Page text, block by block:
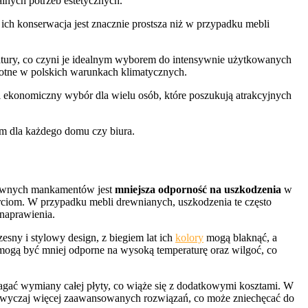
konserwacja jest znacznie prostsza niż w przypadku mebli
co czyni je idealnym wyborem do intensywnie użytkowanych
w polskich warunkach klimatycznych.
wybór dla wielu osób, które poszukują atrakcyjnych
dla każdego domu czy biura.
mankamentów jest mniejsza odporność na uszkodzenia w
W przypadku mebli drewnianych, uszkodzenia te często
i stylowy design, z biegiem lat ich kolory mogą blaknąć, a
być mniej odporne na wysoką temperaturę oraz wilgoć, co
wymiany całej płyty, co wiąże się z dodatkowymi kosztami. W
więcej zaawansowanych rozwiązań, co może zniechęcać do